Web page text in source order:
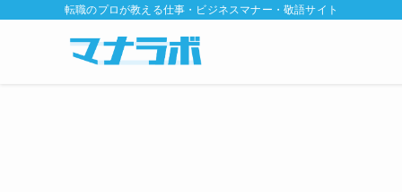
転職のプロが教える仕事・ビジネスマナー・敬語サイト